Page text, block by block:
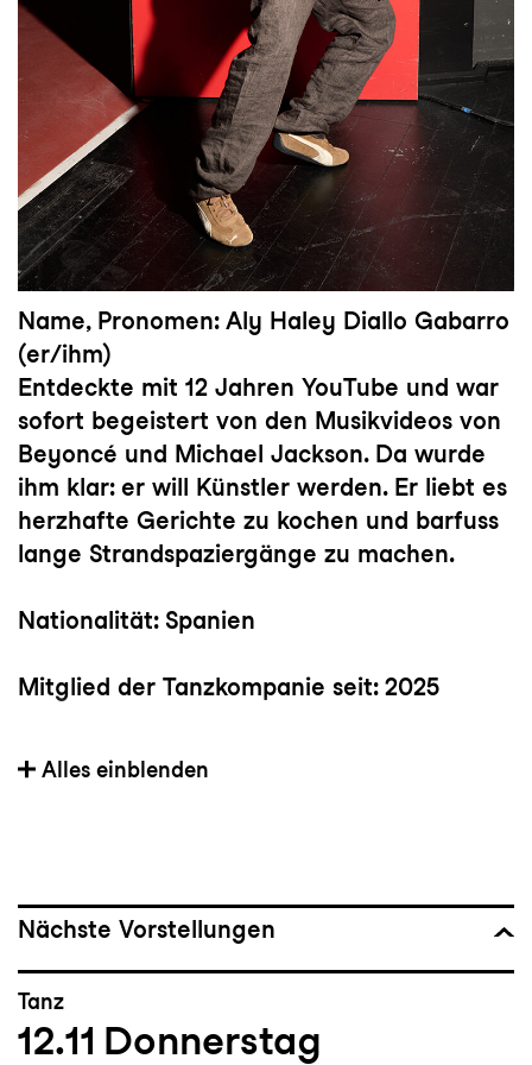
Name, Pronomen: Aly Haley Diallo Gabarro
(er/ihm)
Entdeckte mit 12 Jahren YouTube und war
sofort begeistert von den Musikvideos von
Beyoncé und Michael Jackson. Da wurde
ihm klar: er will Künstler werden. Er liebt es
herzhafte Gerichte zu kochen und barfuss
lange Strandspaziergänge zu machen.
Nationalität: Spanien
Mitglied der Tanzkompanie seit: 2025
Vorherige(s) Engagement(s): Les
Impuxibles Theater- und Tanzkompanie
Wichtige Choreograf:innen: Jiří Kylián, (La)
Eliana Stragapede & Borna Babić, Ariadna
Peya
Alles einblenden
Nächste Vorstellungen
Tanz
12.11 Donnerstag